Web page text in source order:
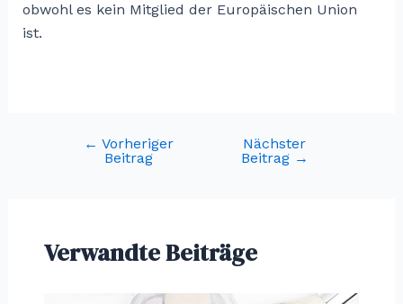
obwohl es kein Mitglied der Europäischen Union
ist.
navigation
← Vorheriger
Beitrag
Nächster
Beitrag →
Verwandte Beiträge